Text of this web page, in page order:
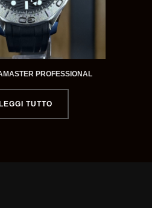
PROFESSIONAL
TUTTO